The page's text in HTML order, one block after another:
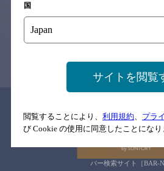
念のためお店にご確認の上ご来店くださ
バー検索サイト［BAR-
国
サイトを閲覧
閲覧することにより、 利用規約 プラ
び Cookie の使用に同意したことになり